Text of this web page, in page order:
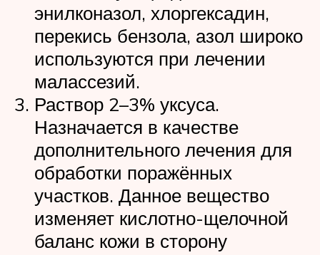
энилконазол, хлоргексадин,
перекись бензола, азол широко
используются при лечении
малассезий.
Раствор 2–3% уксуса.
Назначается в качестве
дополнительного лечения для
обработки поражённых
участков. Данное вещество
изменяет кислотно-щелочной
баланс кожи в сторону